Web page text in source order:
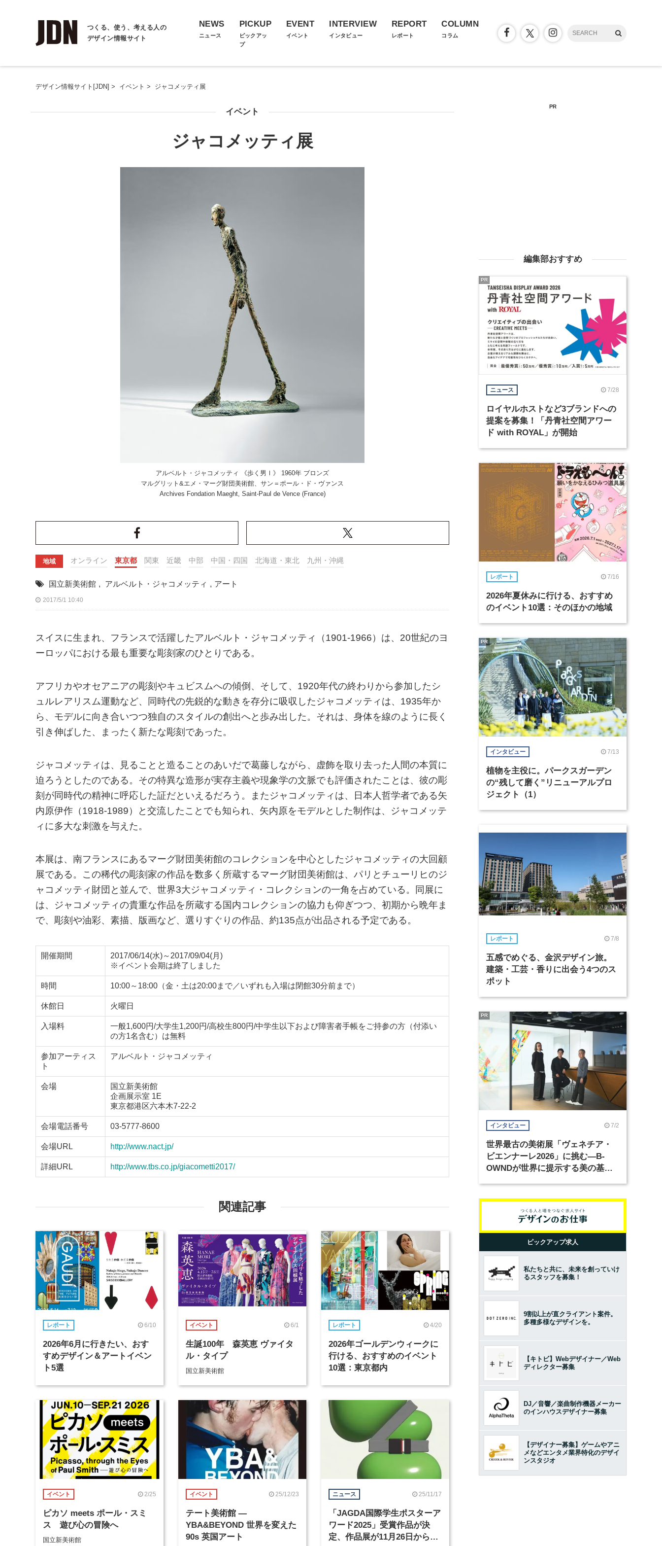
つくる、使う、考える人の
デザイン情報サイト
NEWS
ニュース
PICKUP
ピックアッ
プ
EVENT
イベント
INTERVIEW
インタビュー
REPORT
レポート
COLUMN
コラム
デザイン情報サイト[JDN] > イベント > ジャコメッティ展
イベント
ジャコメッティ展
アルベルト・ジャコメッティ 《歩く男Ⅰ》 1960年 ブロンズ
マルグリット&エメ・マーグ財団美術館、サン＝ポール・ド・ヴァンス
Archives Fondation Maeght, Saint-Paul de Vence (France)
地域 オンライン 東京都 関東 近畿 中部 中国・四国 北海道・東北 九州・沖縄
国立新美術館 , アルベルト・ジャコメッティ , アート
2017/5/1 10:40
スイスに生まれ、フランスで活躍したアルベルト・ジャコメッティ（1901-1966）は、20世紀のヨ
ーロッパにおける最も重要な彫刻家のひとりである。
アフリカやオセアニアの彫刻やキュビスムへの傾倒、そして、1920年代の終わりから参加したシ
ュルレアリスム運動など、同時代の先鋭的な動きを存分に吸収したジャコメッティは、1935年か
ら、モデルに向き合いつつ独自のスタイルの創出へと歩み出した。それは、身体を線のように長く
引き伸ばした、まったく新たな彫刻であった。
ジャコメッティは、見ることと造ることのあいだで葛藤しながら、虚飾を取り去った人間の本質に
迫ろうとしたのである。その特異な造形が実存主義や現象学の文脈でも評価されたことは、彼の彫
刻が同時代の精神に呼応した証だといえるだろう。またジャコメッティは、日本人哲学者である矢
内原伊作（1918-1989）と交流したことでも知られ、矢内原をモデルとした制作は、ジャコメッテ
ィに多大な刺激を与えた。
本展は、南フランスにあるマーグ財団美術館のコレクションを中心としたジャコメッティの大回顧
展である。この稀代の彫刻家の作品を数多く所蔵するマーグ財団美術館は、パリとチューリヒのジ
ャコメッティ財団と並んで、世界3大ジャコメッティ・コレクションの一角を占めている。同展に
は、ジャコメッティの貴重な作品を所蔵する国内コレクションの協力も仰ぎつつ、初期から晩年ま
で、彫刻や油彩、素描、版画など、選りすぐりの作品、約135点が出品される予定である。
開催期間
2017/06/14(水)～2017/09/04(月)
※イベント会期は終了しました
時間 10:00～18:00（金・土は20:00まで／いずれも入場は閉館30分前まで）
休館日 火曜日
入場料
一般1,600円/大学生1,200円/高校生800円/中学生以下および障害者手帳をご持参の方（付添い
の方1名含む）は無料
参加アーティス
ト
アルベルト・ジャコメッティ
会場
国立新美術館
企画展示室 1E
東京都港区六本木7-22-2
会場電話番号 03-5777-8600
会場URL http://www.nact.jp/
詳細URL http://www.tbs.co.jp/giacometti2017/
関連記事
レポート 6/10
2026年6月に行きたい、おす
すめデザイン＆アートイベン
ト5選
イベント 6/1
生誕100年 森英恵 ヴァイタ
ル・タイプ
国立新美術館
レポート 4/20
2026年ゴールデンウィークに
行ける、おすすめのイベント
10選：東京都内
イベント 2/25
ピカソ meets ポール・スミ
ス 遊び心の冒険へ
国立新美術館
イベント 25/12/23
テート美術館 ―
YBA&BEYOND 世界を変えた
90s 英国アート
ニュース 25/11/17
「JAGDA国際学生ポスターア
ワード2025」受賞作品が決
定、作品展が11月26日から開
PR
編集部おすすめ
ニュース 7/28
ロイヤルホストなど3ブランドへの
提案を募集！「丹青社空間アワー
ド with ROYAL」が開始
PR
レポート 7/16
2026年夏休みに行ける、おすすめ
のイベント10選：そのほかの地域
インタビュー 7/13
植物を主役に。パークスガーデン
の“残して磨く”リニューアルプロ
ジェクト（1）
PR
レポート 7/8
五感でめぐる、金沢デザイン旅。
建築・工芸・香りに出会う4つのス
ポット
インタビュー 7/2
世界最古の美術展「ヴェネチア・
ビエンナーレ2026」に挑む―B-
OWNDが世界に提示する美の基準
PR
ピックアップ求人
私たちと共に、未来を創っていけ
るスタッフを募集！
9割以上が直クライアント案件。
多種多様なデザインを。
【キトビ】Webデザイナー／Web
ディレクター募集
DJ／音響／楽曲制作機器メーカー
のインハウスデザイナー募集
【デザイナー募集】ゲームやアニ
メなどエンタメ業界特化のデザイ
ンスタジオ